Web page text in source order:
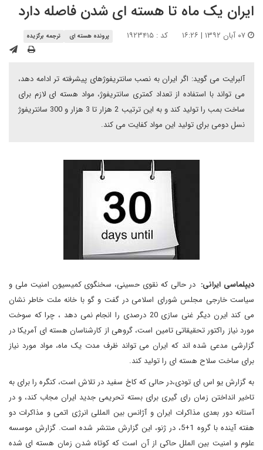
ایران یک ماه تا هسته ای شدن فاصله دارد
کد : ۱۹۲۳۴۱۵ پرونده هسته ای ترجمه برگزیده
آلبرایت می گوید: اگر ایران به نصب سانتریفوژهای پیشرفته تر ادامه دهد،
می تواند با استفاده از تعداد کمتری سانتریفوژ، مواد هسته ای لازم برای
ساخت بمب را تولید کند و به این ترتیب 2 هزار تا 3 هزار و 300 سانتریفوژ
نسل دومی برای تولید این مواد کفایت می کند.
دیپلماسی ایرانی:در حالی که نقوی حسینی، سخنگوی کمیسیون امنیت ملی و
سیاست خارجی مجلس شورای اسلامی در گفت و گو با خانه ملت خاطر نشان
می کند ایرن دیگر غنی سازی 20 درصدی را انجام نمی دهد ، چرا که سوخت
مورد نیاز راکتور تحقیقاتی تامین است، گروهی از کارشناسان هسته ای آمریکا در
گزارشی مدعی شده اند که ایران می تواند ظرف مدت یک ماه، مواد مورد نیاز
برای ساخت سلاح هسته ای را تولید کند.
به گزارش یو اس ای تودی،در حالی که کاخ سفید در تلاش است، کنگره را برای به
تاخیر انداختن زمان رای گیری برای بسته تحریمی جدید ایران مجاب کند، و در
آستانه دور بعدی مذاکرات ایران و آژانس بین المللی انرژی اتمی و مذاکرات دو
هفته آینده با گروه 1+5، در ژنو، این گزارش منتشر شده است. گزارش موسسه
علوم و امنیت بین الملل حاکی از آن است که کوتاه شدن زمان هسته ای شده